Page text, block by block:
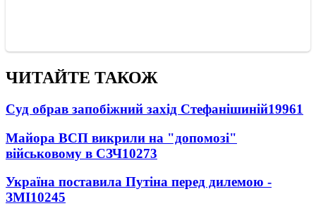
ЧИТАЙТЕ ТАКОЖ
Суд обрав запобіжний захід Стефанішиній19961
Майора ВСП викрили на "допомозі"
військовому в СЗЧ10273
Україна поставила Путіна перед дилемою -
ЗМІ10245